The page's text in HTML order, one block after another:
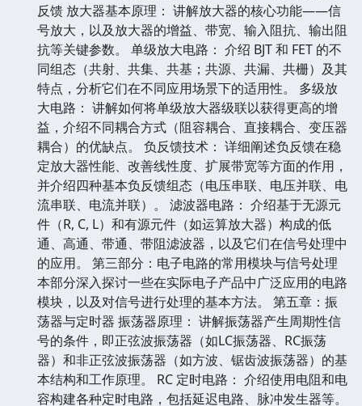
反馈 放大器基本原理： 讲解放大器的核心功能——信
号放大，以及放大器的增益、带宽、输入阻抗、输出阻
抗等关键参数。 单级放大电路： 介绍 BJT 和 FET 的不
同组态（共射、共集、共基；共源、共漏、共栅）及其
特点，分析它们在不同应用场景下的适用性。 多级放
大电路： 讲解如何将单级放大器级联以获得更高的增
益，介绍不同耦合方式（阻容耦合、直接耦合、变压器
耦合）的优缺点。 负反馈技术： 详细阐述负反馈在稳
定放大器性能、改善线性度、扩展带宽等方面的作用，
并介绍四种基本负反馈组态（电压串联、电压并联、电
流串联、电流并联）。 滤波器电路： 介绍基于无源元
件（R, C, L）和有源元件（如运算放大器）构成的低
通、高通、带通、带阻滤波器，以及它们在信号处理中
的应用。 第三部分：电子电路的常用模块与信号处理
本部分深入探讨一些在实际电子产品中广泛应用的电路
模块，以及对信号进行处理的基本方法。 第五章：振
荡器与定时器 振荡器原理： 讲解振荡器产生周期性信
号的条件，即正弦波振荡器（如LC振荡器、RC振荡
器）和非正弦波振荡器（如方波、锯齿波振荡器）的基
本结构和工作原理。 RC 定时电路： 介绍使用电阻和电
容构建各种定时电路，包括延迟电路、脉冲发生器等。